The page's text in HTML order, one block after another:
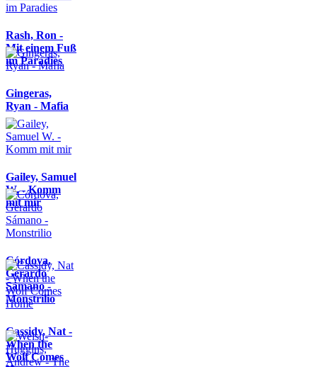
Rash, Ron -
Mit einem Fuß
im Paradies
Gingeras,
Ryan - Mafia
Gailey, Samuel
W. - Komm
mit mir
Córdova,
Gerardo
Sámano -
Monstrilio
Cassidy, Nat -
When the
Wolf Comes